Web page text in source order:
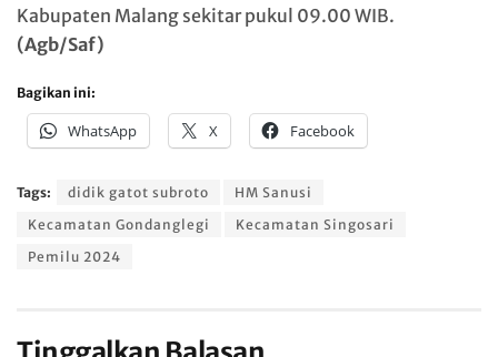
Kabupaten Malang sekitar pukul 09.00 WIB.
(Agb/Saf)
Bagikan ini:
WhatsApp X Facebook
Tags: didik gatot subroto
HM Sanusi
Kecamatan Gondanglegi
Kecamatan Singosari
Pemilu 2024